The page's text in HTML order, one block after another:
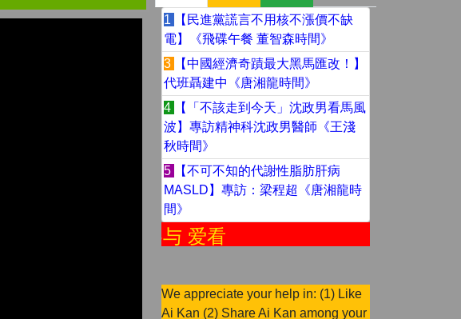
1
【民進黨謊言不用核不漲價不缺
電】《飛碟午餐 董智森時間》
3
【中國經濟奇蹟最大黑馬匯改！】
代班聶建中《唐湘龍時間》
4
【「不該走到今天」沈政男看馬風
波】專訪精神科沈政男醫師《王淺
秋時間》
5
【不可不知的代謝性脂肪肝病
MASLD】專訪：梁程超《唐湘龍時
間》
参与 爱看
We appreciate your help in: (1) Like
Ai Kan (2) Share Ai Kan among your